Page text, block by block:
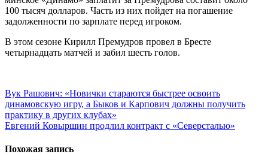
100 тысяч долларов. Часть из них пойдет на погашение
задолженности по зарплате перед игроком.
В этом сезоне Кирилл Премудров провел в Бресте
четырнадцать матчей и забил шесть голов.
Навигация
по
записям
Вук Рашович: «Новички стараются быстрее освоить
динамовскую игру, а Быков и Карпович должны получить
практику в других клубах»
Евгений Ковыршин продлил контракт с «Северсталью»
Похожая запись